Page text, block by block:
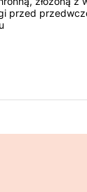
przed